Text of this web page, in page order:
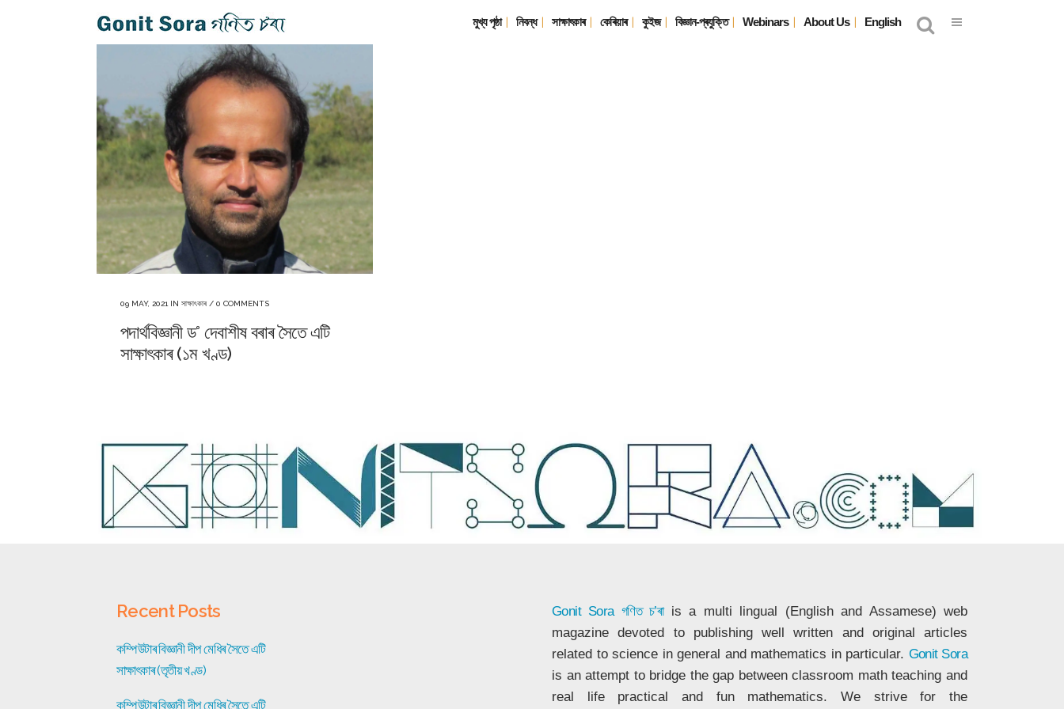
মুখ্য পৃষ্ঠা নিবন্ধ সাক্ষাৎকাৰ কেৰিয়াৰ কুইজ বিজ্ঞান-প্ৰযুক্তি Webinars About Us English
09 MAY, 2021 IN সাক্ষাৎকাৰ / 0 COMMENTS
পদাৰ্থবিজ্ঞানী ড° দেবাশীষ বৰাৰ সৈতে এটি
সাক্ষাৎকাৰ (১ম খণ্ড)
Recent Posts
কম্পিউটাৰ বিজ্ঞানী দীপ মেধিৰ সৈতে এটি
সাক্ষাৎকাৰ (তৃতীয় খণ্ড)
কম্পিউটাৰ বিজ্ঞানী দীপ মেধিৰ সৈতে এটি
Gonit Sora গণিত চ’ৰাis a multi lingual (English and Assamese) web
magazine devoted to publishing well written and original articles
related to science in general and mathematics in particular. Gonit Sora
is an attempt to bridge the gap between classroom math teaching and
real life practical and fun mathematics. We strive for the